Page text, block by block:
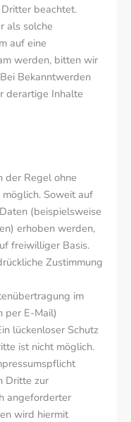
beachtet.
als solche
auf eine
werden, bitten wir
Bekanntwerden
derartige Inhalte
der Regel ohne
Soweit auf
(beispielsweise
erhoben werden,
freiwilliger Basis.
Zustimmung
im
per E-Mail)
lückenloser Schutz
ist nicht möglich.
Dritte zur
angeforderter
wird hiermit